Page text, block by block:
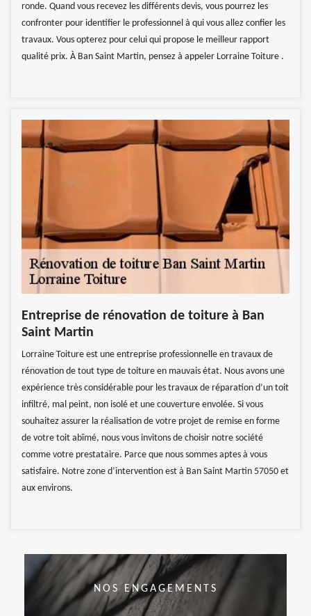
ronde. Quand vous recevez les différents devis, vous pourrez les
confronter pour identifier le professionnel à qui vous allez confier les
travaux. Vous opterez pour celui qui propose le meilleur rapport
qualité prix. À Ban Saint Martin, pensez à appeler Lorraine Toiture .
Entreprise de rénovation de toiture à Ban
Saint Martin
Lorraine Toiture est une entreprise professionnelle en travaux de
rénovation de tout type de toiture en mauvais état. Nous avons une
expérience très considérable pour les travaux de réparation d’un toit
infiltré, mal peint, non isolé et une couverture envolée. Si vous
souhaitez assurer la réalisation de votre projet de remise en forme
de votre toit abîmé, nous vous invitons de choisir notre société
comme votre prestataire. Parce que nous sommes aptes à vous
satisfaire. Notre zone d’intervention est à Ban Saint Martin 57050 et
aux environs.
NOS ENGAGEMENTS